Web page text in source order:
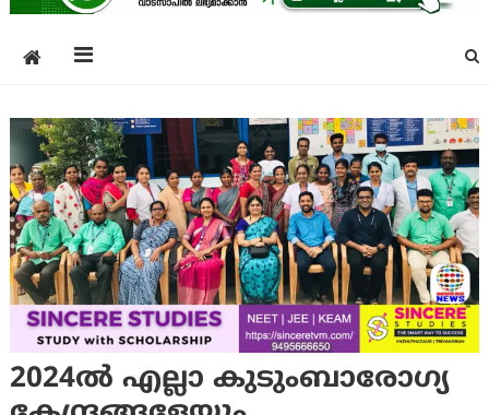
2024ല്‍ എല്ലാ കുടുംബാരോഗ്യ